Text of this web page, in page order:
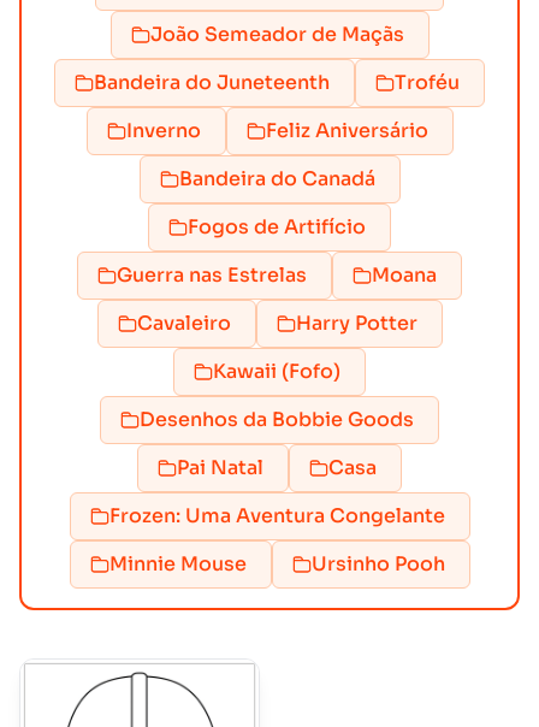
João Semeador de Maçãs
Bandeira do Juneteenth
Troféu
Inverno
Feliz Aniversário
Bandeira do Canadá
Fogos de Artifício
Guerra nas Estrelas
Moana
Cavaleiro
Harry Potter
Kawaii (Fofo)
Desenhos da Bobbie Goods
Pai Natal
Casa
Frozen: Uma Aventura Congelante
Minnie Mouse
Ursinho Pooh